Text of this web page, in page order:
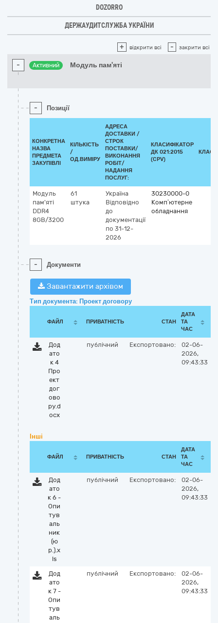
DOZORRO
ДЕРЖАУДИТСЛУЖБА УКРАЇНИ
+ відкрити всі - закрити всі
- Активний Модуль пам'яті
- Позиції
КОНКРЕТНА
НАЗВА
ПРЕДМЕТА
ЗАКУПІВЛІ
КІЛЬКІСТЬ
/
ОД.ВИМІРУ
АДРЕСА
ДОСТАВКИ /
СТРОК
ПОСТАВКИ/
ВИКОНАННЯ
РОБІТ/
НАДАННЯ
ПОСЛУГ:
КЛАСИФІКАТОР
ДК 021:2015
(CPV)
Модуль
пам'яті
DDR4
8GB/3200
61
штука
Україна
Відповідно
до
документації
по 31-12-
2026
30230000-0
Комп’ютерне
обладнання
- Документи
Завантажити архівом
Тип документа: Проект договору
ФАЙЛ ПРИВАТНІСТЬ СТАН
ДАТА
ТА
ЧАС
Дод
ато
к 4
Про
ект
дог
ово
ру.d
ocx
публічний Експортовано:
02-06-
2026,
09:43:33
Інші
ФАЙЛ ПРИВАТНІСТЬ СТАН
ДАТА
ТА
ЧАС
Дод
ато
к 6 -
Опи
тув
аль
ник
(ю
р.).x
ls
публічний Експортовано:
02-06-
2026,
09:43:33
Дод
ато
к 7 -
Опи
тув
аль
публічний Експортовано:
02-06-
2026,
09:43:33